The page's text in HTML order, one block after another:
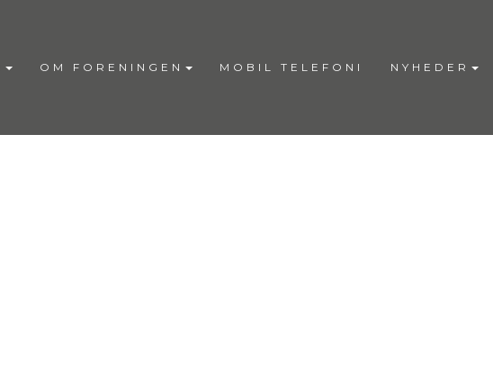
OM FORENINGEN MOBIL TELEFONI NYHEDER